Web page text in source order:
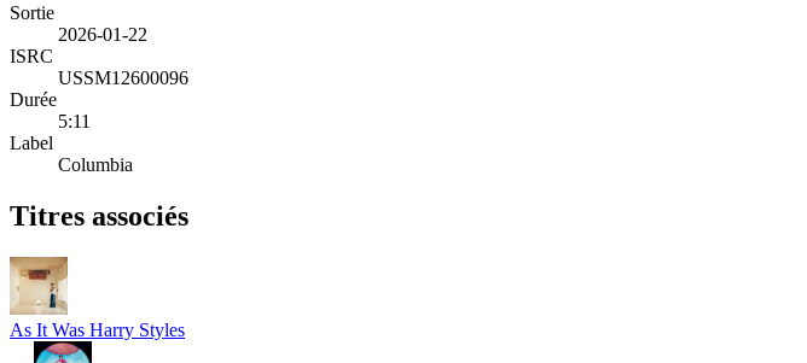
Sortie
2026-01-22
ISRC
USSM12600096
Durée
5:11
Label
Columbia
Titres associés
As It Was Harry Styles